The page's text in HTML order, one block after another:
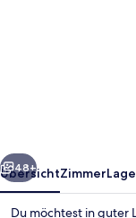
Weiter
48+
ÜbersichtZimmerLage
Du möchtest in guter